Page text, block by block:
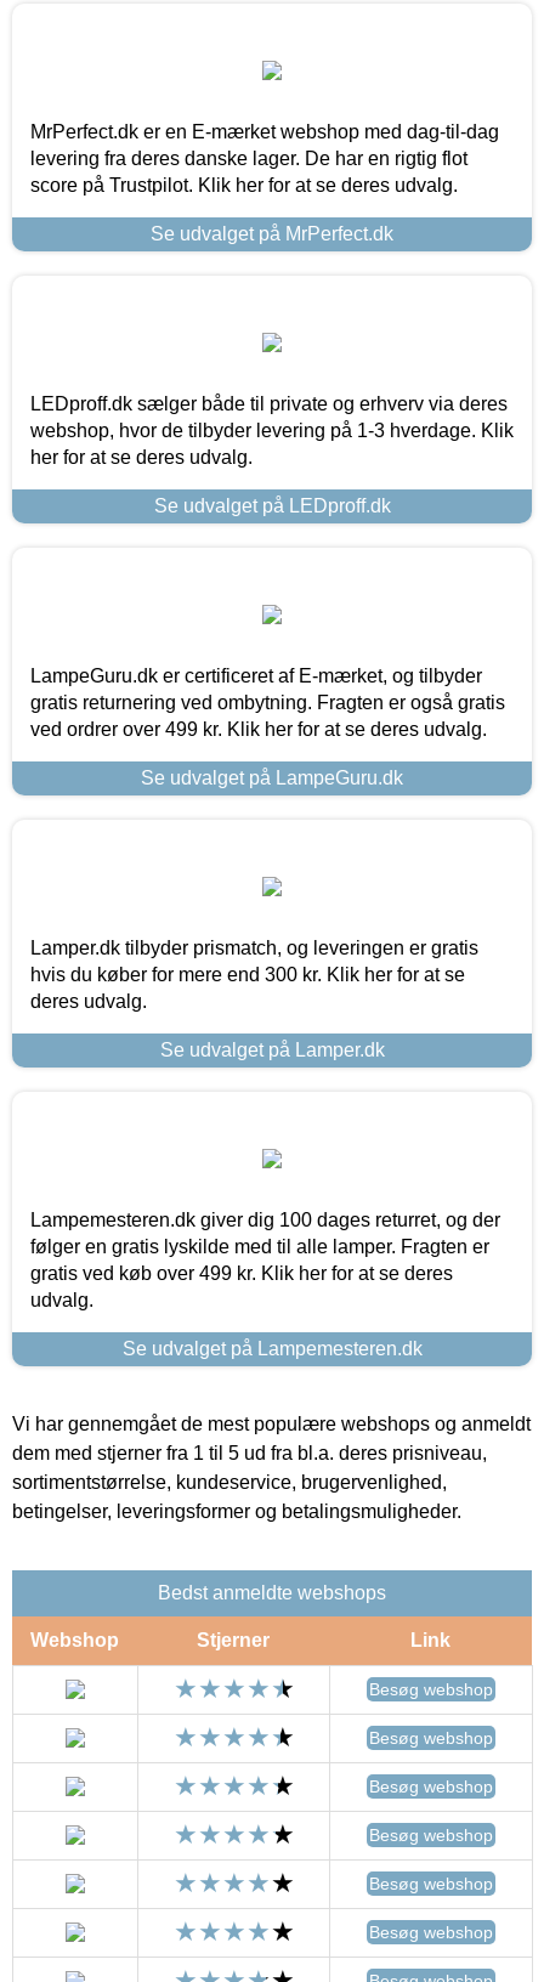
MrPerfect.dk er en E-mærket webshop med dag-til-dag
levering fra deres danske lager. De har en rigtig flot
score på Trustpilot. Klik her for at se deres udvalg.
Se udvalget på MrPerfect.dk
LEDproff.dk sælger både til private og erhverv via deres
webshop, hvor de tilbyder levering på 1-3 hverdage. Klik
her for at se deres udvalg.
Se udvalget på LEDproff.dk
LampeGuru.dk er certificeret af E-mærket, og tilbyder
gratis returnering ved ombytning. Fragten er også gratis
ved ordrer over 499 kr. Klik her for at se deres udvalg.
Se udvalget på LampeGuru.dk
Lamper.dk tilbyder prismatch, og leveringen er gratis
hvis du køber for mere end 300 kr. Klik her for at se
deres udvalg.
Se udvalget på Lamper.dk
Lampemesteren.dk giver dig 100 dages returret, og der
følger en gratis lyskilde med til alle lamper. Fragten er
gratis ved køb over 499 kr. Klik her for at se deres
udvalg.
Se udvalget på Lampemesteren.dk
Vi har gennemgået de mest populære webshops og anmeldt
dem med stjerner fra 1 til 5 ud fra bl.a. deres prisniveau,
sortimentstørrelse, kundeservice, brugervenlighed,
betingelser, leveringsformer og betalingsmuligheder.
Bedst anmeldte webshops
Webshop Stjerner Link
Besøg webshop
Besøg webshop
Besøg webshop
Besøg webshop
Besøg webshop
Besøg webshop